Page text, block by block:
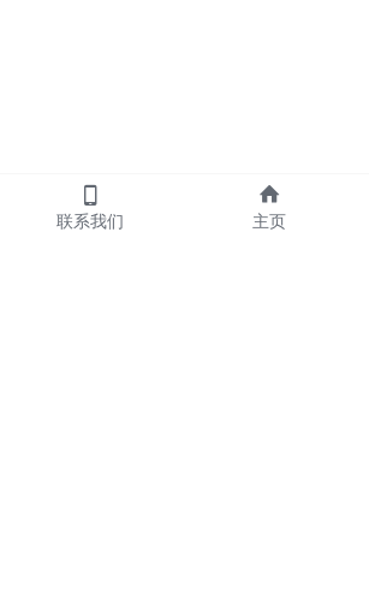
联系我们 主页